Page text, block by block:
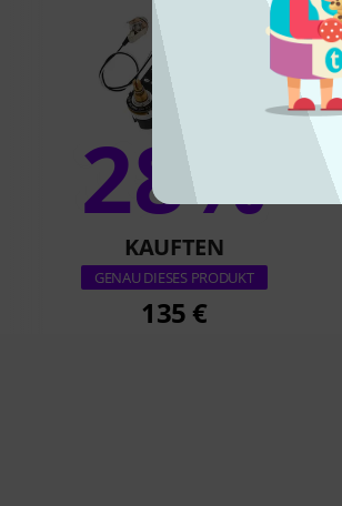
28%
KAUFTEN
GENAU DIESES PRODUKT
135 €